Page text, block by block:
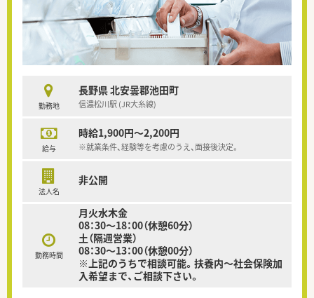
勤務地
長野県 北安曇郡池田町
信濃松川駅 (JR大糸線)
給与
時給1,900円～2,200円
※就業条件、経験等を考慮のうえ、面接後決定。
法人名
非公開
勤務時間
月火水木金
08：30～18：00（休憩60分）
土（隔週営業）
08：30～13：00（休憩00分）
※上記のうちで相談可能。扶養内～社会保険加
入希望まで、ご相談下さい。